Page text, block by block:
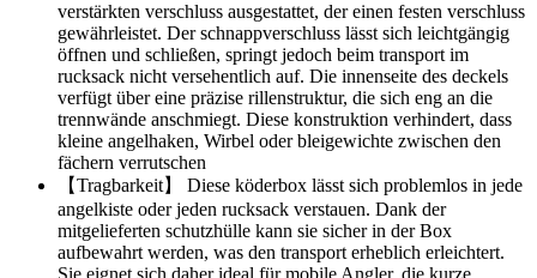
verstärkten verschluss ausgestattet, der einen festen verschluss
gewährleistet. Der schnappverschluss lässt sich leichtgängig
öffnen und schließen, springt jedoch beim transport im
rucksack nicht versehentlich auf. Die innenseite des deckels
verfügt über eine präzise rillenstruktur, die sich eng an die
trennwände anschmiegt. Diese konstruktion verhindert, dass
kleine angelhaken, Wirbel oder bleigewichte zwischen den
fächern verrutschen
【Tragbarkeit】 Diese köderbox lässt sich problemlos in jede
angelkiste oder jeden rucksack verstauen. Dank der
mitgelieferten schutzhülle kann sie sicher in der Box
aufbewahrt werden, was den transport erheblich erleichtert.